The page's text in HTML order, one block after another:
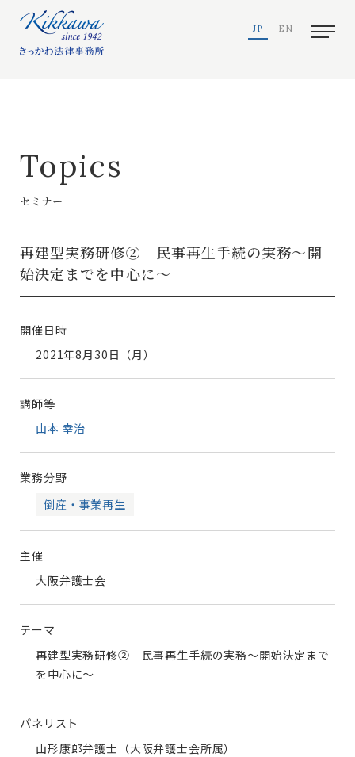
JP EN
Topics
セミナー
再建型実務研修② 民事再生手続の実務～開
始決定までを中心に～
開催日時
2021年8月30日（月）
講師等
山本 幸治
業務分野
倒産・事業再生
主催
大阪弁護士会
テーマ
再建型実務研修② 民事再生手続の実務～開始決定まで
を中心に～
パネリスト
山形康郎弁護士（大阪弁護士会所属）